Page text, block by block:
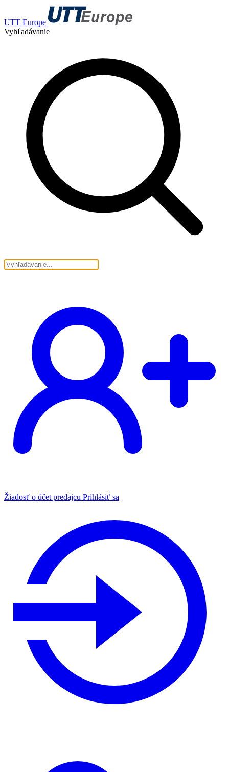
UTT Europe
Vyhľadávanie
Žiadosť o účet predajcu Prihlásiť sa